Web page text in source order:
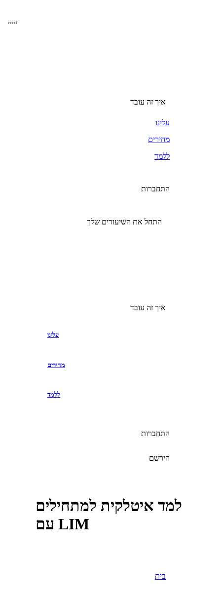
,,,,,
איך זה עובד
עלינו
מחירים
ללמד
התחברות
התחל את השיעורים שלך
איך זה עובד
עלינו
מחירים
ללמד
התחברות
הירשם
למד איטלקית למתחילים
עם LIM
בית